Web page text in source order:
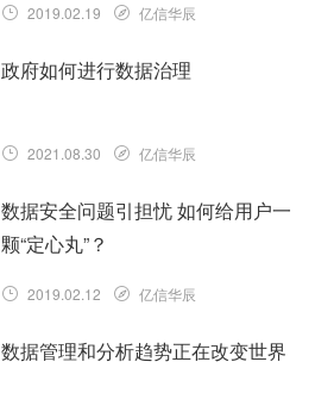
2019.02.19 亿信华辰
政府如何进行数据治理
2021.08.30 亿信华辰
数据安全问题引担忧 如何给用户一
颗“定心丸”？
2019.02.12 亿信华辰
数据管理和分析趋势正在改变世界